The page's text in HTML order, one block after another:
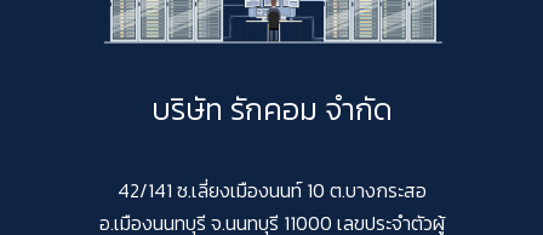
บริษัท รักคอม จำกัด
42/141 ซ.เลี่ยงเมืองนนท์ 10 ต.บางกระสอ
อ.เมืองนนทบุรี จ.นนทบุรี 11000 เลขประจำตัวผู้